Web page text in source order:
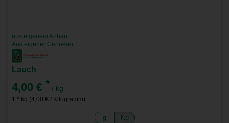
aus eigenem Anbau
Aus eigener Gärtnerei
Lauch
4,00 € * / kg
1 * kg (4,00 € / Kilogramm)
g Kg